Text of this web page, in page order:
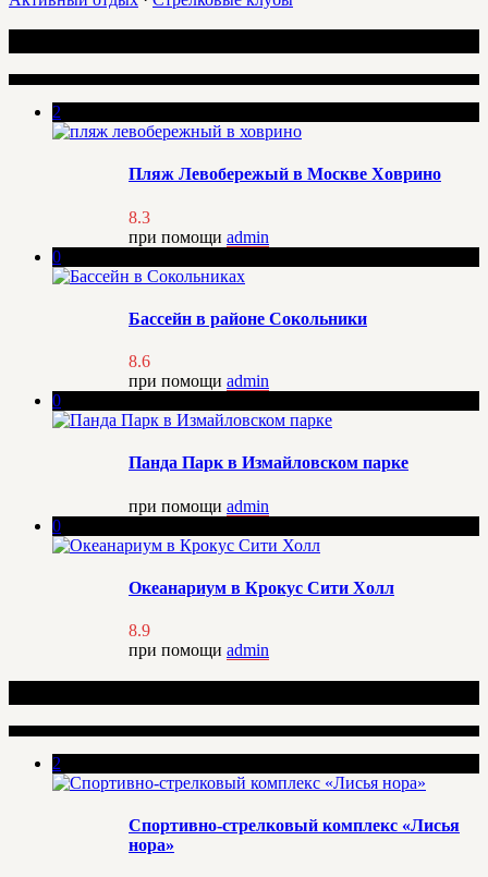
2
Пляж Левобережый в Москве Ховрино
8.3
при помощи admin
0
Бассейн в районе Сокольники
8.6
при помощи admin
0
Панда Парк в Измайловском парке
при помощи admin
0
Океанариум в Крокус Сити Холл
8.9
при помощи admin
2
Спортивно-стрелковый комплекс «Лисья
нора»